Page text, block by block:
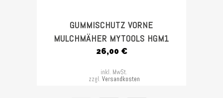
GUMMISCHUTZ VORNE
MULCHMÄHER MYTOOLS HGM1
26,00 €
inkl. MwSt.
zzgl. Versandkosten